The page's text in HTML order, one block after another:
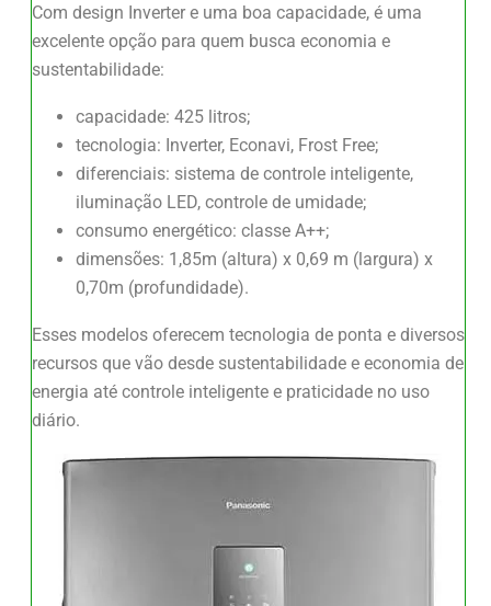
Com design Inverter e uma boa capacidade, é uma
excelente opção para quem busca economia e
sustentabilidade:
capacidade: 425 litros;
tecnologia: Inverter, Econavi, Frost Free;
diferenciais: sistema de controle inteligente,
iluminação LED, controle de umidade;
consumo energético: classe A++;
dimensões: 1,85m (altura) x 0,69 m (largura) x
0,70m (profundidade).
Esses modelos oferecem tecnologia de ponta e diversos
recursos que vão desde sustentabilidade e economia de
energia até controle inteligente e praticidade no uso
diário.